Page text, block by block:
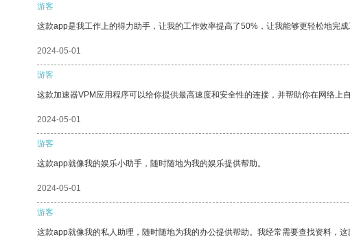
游客
这款app是我工作上的得力助手，让我的工作效率提高了50%，让我能够更轻松地完成
2024-05-01
游客
这款加速器VPM应用程序可以给你提供最高速度和安全性的连接，并帮助你在网络上自
2024-05-01
游客
这款app就像我的娱乐小助手，随时随地为我的娱乐提供帮助。
2024-05-01
游客
这款app就像我的私人助理，随时随地为我的办公提供帮助。我经常需要查找资料，